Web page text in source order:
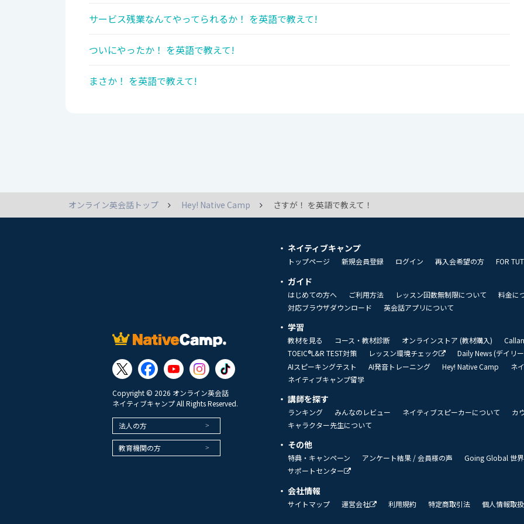
サービス残業なんてやってられるか！ を英語で教えて!
ついにやったか！ を英語で教えて!
まさか！ を英語で教えて!
オンライン英会話トップ Hey! Native Camp さすが！ を英語で教えて！
Copyright © 2026 オンライン英会話
ネイティブキャンプ All Rights Reserved.
法人の方
教育機関の方
ネイティブキャンプ
トップページ 新規会員登録 ログイン 再入会希望の方 FOR
ガイド
はじめての方へ ご利用方法 レッスン回数無制限について
料金に
対応ブラウザダウンロード
英会話アプリについて
学習
教材を見る コース・教材診断 オンラインストア (教材購入)
TOEIC®L&R TEST対策
レッスン環境チェック
Daily News (デイリ
AIスピーキングテスト
AI発音トレーニング Hey! Native Camp
ネ
ネイティブキャンプ留学
講師を探す
ランキング みんなのレビュー ネイティブスピーカーについて
カ
キャラクター先生について
その他
特典・キャンペーン アンケート結果 / 会員様の声
Going Global 世
サポートセンター
会社情報
サイトマップ 運営会社 利用規約 特定商取引法 個人情報取